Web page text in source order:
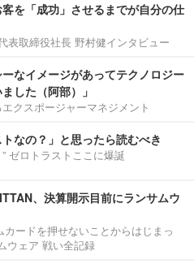
客を「成功」させるまでが自分の仕
表取締役社長 野村健インタビュー
ーなイメージがあってテクノロジー
した（阿部）」
クスポージャーマネジメント
トなの？」と思ったら読むべき
ゼロトラストここに爆誕
、決算開示目前にランサムウ
ードを押せないことからはじまっ
ウェア 戦い全記録